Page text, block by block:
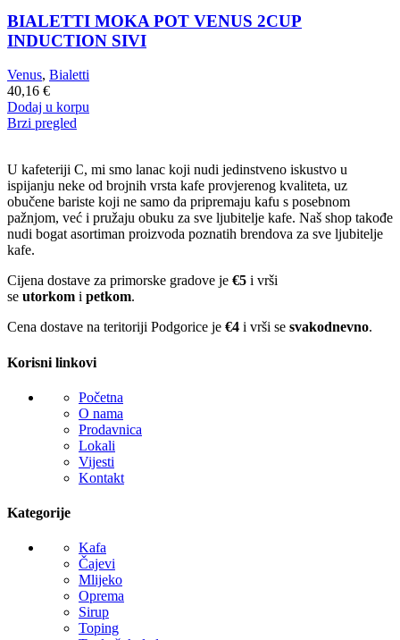
BIALETTI MOKA POT VENUS 2CUP
INDUCTION SIVI
Venus, Bialetti
40,16 €
Dodaj u korpu
Brzi pregled
U kafeteriji C, mi smo lanac koji nudi jedinstveno iskustvo u
ispijanju neke od brojnih vrsta kafe provjerenog kvaliteta, uz
obučene bariste koji ne samo da pripremaju kafu s posebnom
pažnjom, već i pružaju obuku za sve ljubitelje kafe. Naš shop takođe
nudi bogat asortiman proizvoda poznatih brendova za sve ljubitelje
kafe.
Cijena dostave za primorske gradove je €5 i vrši
se utorkom i petkom.
Cena dostave na teritoriji Podgorice je €4 i vrši se svakodnevno.
Korisni linkovi
Početna
O nama
Prodavnica
Lokali
Vijesti
Kontakt
Kategorije
Kafa
Čajevi
Mlijeko
Oprema
Sirup
Toping